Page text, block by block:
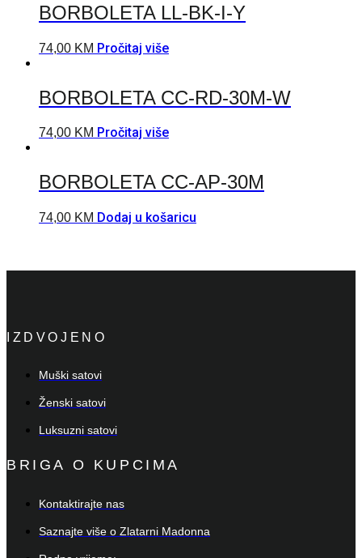
BORBOLETA LL-BK-I-Y
74,00 KM Pročitaj više
BORBOLETA CC-RD-30M-W
74,00 KM Pročitaj više
BORBOLETA CC-AP-30M
74,00 KM Dodaj u košaricu
IZDVOJENO
Muški satovi
Ženski satovi
Luksuzni satovi
BRIGA O KUPCIMA
Kontaktirajte nas
Saznajte više o Zlatarni Madonna